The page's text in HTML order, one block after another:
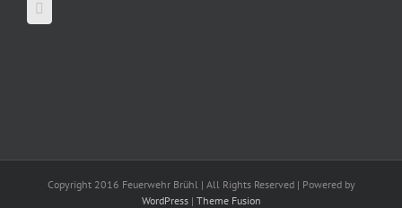
Copyright 2016 Feuerwehr Brühl | All Rights Reserved | Powered by
WordPress| Theme Fusion